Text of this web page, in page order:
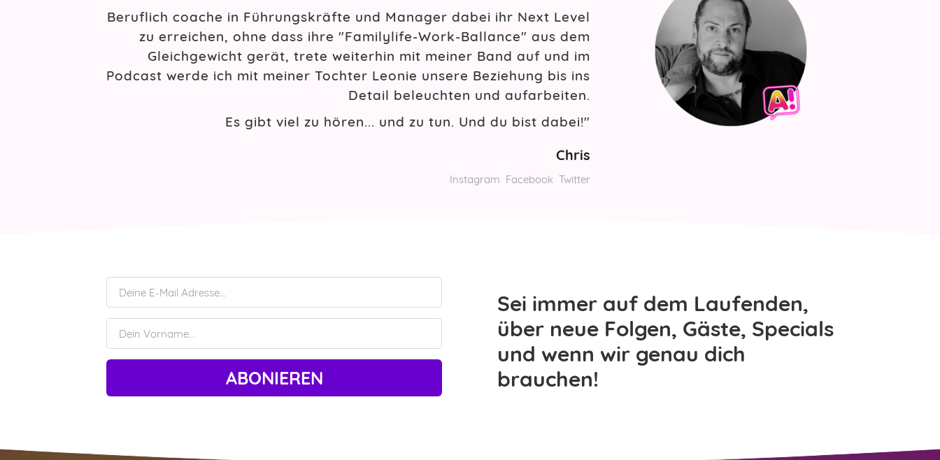
Beruflich coache in Führungskräfte und Manager dabei ihr Next Level
zu erreichen, ohne dass ihre "Familylife-Work-Ballance" aus dem
Gleichgewicht gerät, trete weiterhin mit meiner Band auf und im
Podcast werde ich mit meiner Tochter Leonie unsere Beziehung bis ins
Detail beleuchten und aufarbeiten.
Es gibt viel zu hören... und zu tun. Und du bist dabei!"
Chris
Instagram Facebook Twitter
ABONIEREN
Sei immer auf dem Laufenden,
über neue Folgen, Gäste, Specials
und wenn wir genau dich
brauchen!